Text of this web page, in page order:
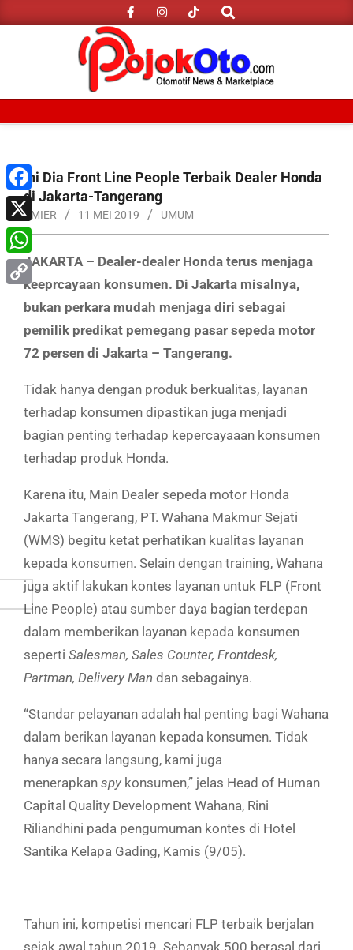
to
Search
MenuIni Dia Front Line People Terbaik Dealer Honda
di Jakarta-Tangerang
AMIER 11 MEI 2019 UMUM
JAKARTA – Dealer-dealer Honda terus menjaga
keeprcayaan konsumen. Di Jakarta misalnya,
bukan perkara mudah menjaga diri sebagai
pemilik predikat pemegang pasar sepeda motor
72 persen di Jakarta – Tangerang.
Tidak hanya dengan produk berkualitas, layanan
terhadap konsumen dipastikan juga menjadi
bagian penting terhadap kepercayaaan konsumen
terhadap produk Honda.
Karena itu, Main Dealer sepeda motor Honda
Jakarta Tangerang, PT. Wahana Makmur Sejati
(WMS) begitu ketat perhatikan kualitas layanan
kepada konsumen. Selain dengan training, Wahana
juga aktif lakukan kontes layanan untuk FLP (Front
Line People) atau sumber daya bagian terdepan
dalam memberikan layanan kepada konsumen
seperti Salesman, Sales Counter, Frontdesk,
Partman, Delivery Man dan sebagainya.
“Standar pelayanan adalah hal penting bagi Wahana
dalam berikan layanan kepada konsumen. Tidak
hanya secara langsung, kami juga
menerapkan spy konsumen,” jelas Head of Human
Capital Quality Development Wahana, Rini
Riliandhini pada pengumuman kontes di Hotel
Santika Kelapa Gading, Kamis (9/05).
Tahun ini, kompetisi mencari FLP terbaik berjalan
sejak awal tahun 2019. Sebanyak 500 berasal dari
Facebook
X
WhatsApp